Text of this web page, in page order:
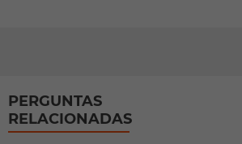
PERGUNTAS
RELACIONADAS